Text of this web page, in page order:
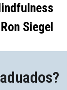
Siegel